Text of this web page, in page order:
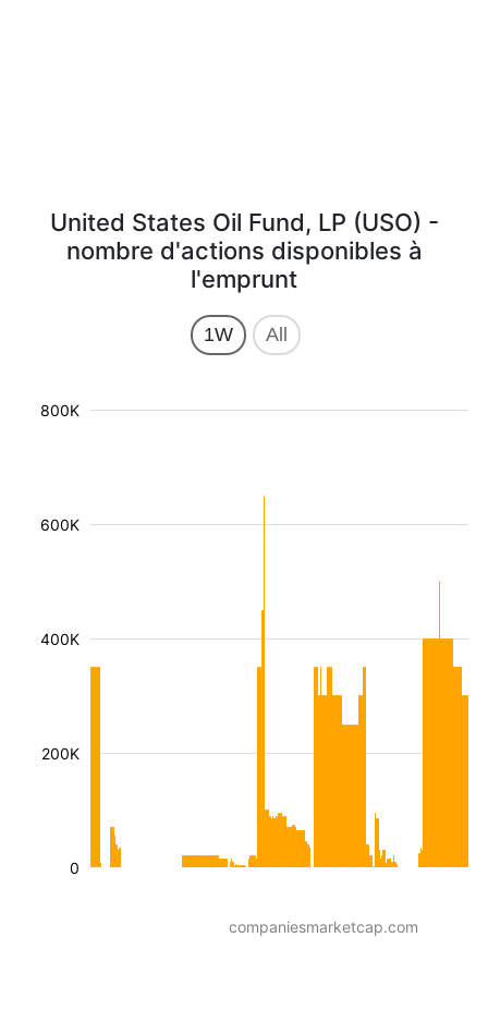
United States Oil Fund, LP (USO) -
nombre d'actions disponibles à
l'emprunt
1W All
200K
400K
600K
800K
0
companiesmarketcap.com